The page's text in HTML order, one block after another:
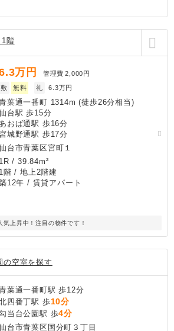
階
万円 管理費 2,000円
敷
無料 礼 6.3万円
葉通一番町 1314m (徒歩26分相当)
台駅 歩15分
あおば通駅 歩16分
城野通駅 歩17分
台市青葉区宮町１
1R /39.84m²
1階 / 地上2階建
12年 / 賃貸アパート
気上昇中！注目の物件です！
の空室を探す
葉通一番町駅 歩12分
四番丁駅 歩10分
当台公園駅 歩4分
台市青葉区国分町３丁目